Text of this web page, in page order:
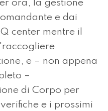
ora, la gestione
e dai
center mentre il
e – non appena
–
di Corpo per
e i prossimi